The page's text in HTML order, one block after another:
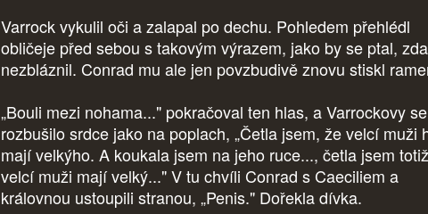
Varrock vykulil oči a zalapal po dechu. Pohledem přehlédl
obličeje před sebou s takovým výrazem, jako by se ptal,
nezbláznil. Conrad mu ale jen povzbudivě znovu stiskl
„Bouli mezi nohama..." pokračoval ten hlas, a Varrockovy se
rozbušilo srdce jako na poplach, „Četla jsem, že velcí muži
mají velkýho. A koukala jsem na jeho ruce..., četla jsem
velcí muži mají velký..." V tu chvíli Conrad s Caeciliem a
královnou ustoupili stranou, „Penis." Dořekla dívka.